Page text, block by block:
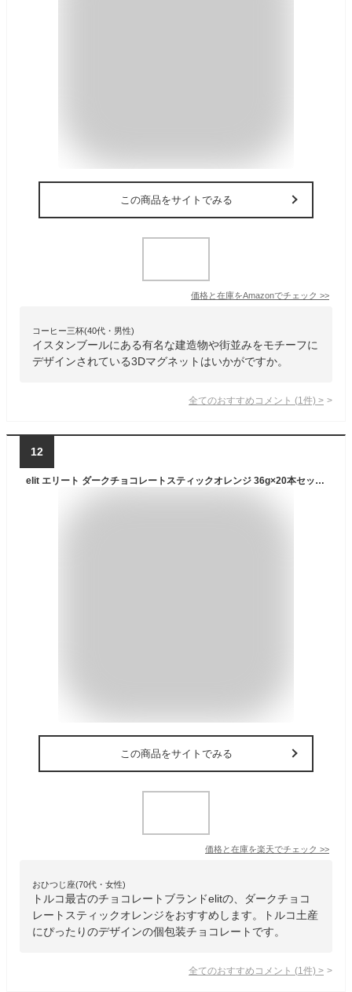
この商品をサイトでみる
価格と在庫をAmazonでチェック >>
コーヒー三杯(40代・男性)
イスタンブールにある有名な建造物や街並みをモチーフに
デザインされている3Dマグネットはいかがですか。
全てのおすすめコメント (1 件) >
12
elit エリート ダークチョコレートスティックオレンジ 36g×20本セット 個包装 スティックチョコ トルコみやげ トルコ土産 夏季クール バレンタイン
この商品をサイトでみる
価格と在庫を楽天でチェック >>
おひつじ座(70代・女性)
トルコ最古のチョコレートブランドelitの、ダークチョコ
レートスティックオレンジをおすすめします。トルコ土産
にぴったりのデザインの個包装チョコレートです。
全てのおすすめコメント (1 件) >